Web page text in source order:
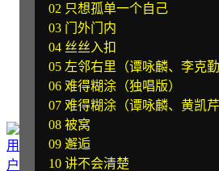
02 只想孤单一个自己
03 门外门内
04 丝丝入扣
05 左邻右里（谭咏麟、李克勤
06 难得糊涂（独唱版）
07 难得糊涂（谭咏麟、黄凯芹
08 被窝
09 邂逅
10 讲不会清楚